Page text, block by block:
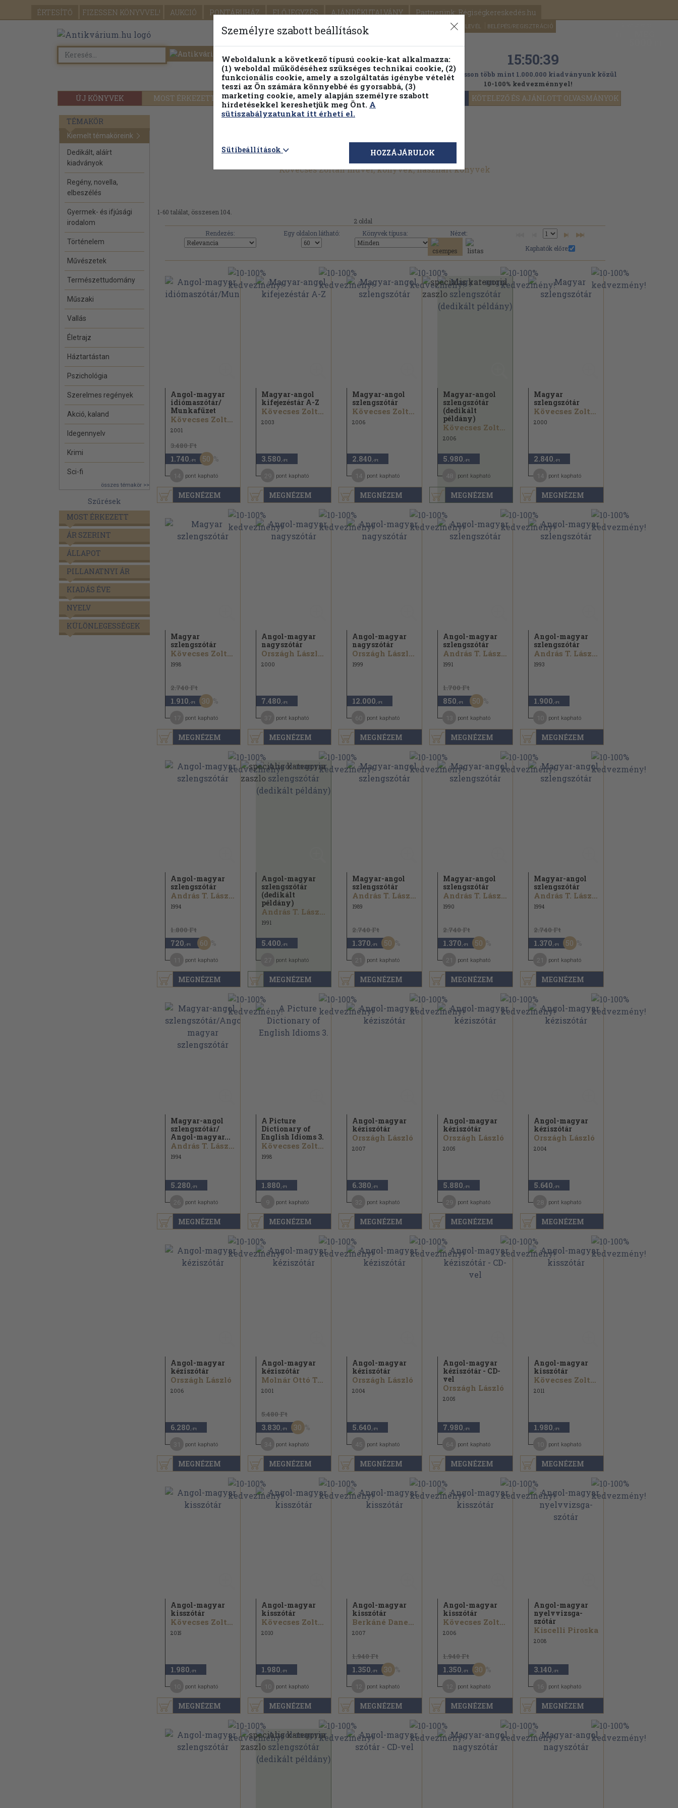
ÉRTESÍTŐ FIZESSEN KÖNYVVEL! AUKCIÓ PONTÁRUHÁZ ELŐJEGYZÉS AJÁNDÉKUTALVÁNY Partnerünk: Régiségkereskedés.hu
SEGÍTSÉG HÍRLEVÉL BELÉPÉS/REGISZTRÁCIÓ
ÚJ KÖNYVEK MOST ÉRKEZETT PILLANATNYI ÁRAINK FENNTARTHATÓ OLVASMÁNYOK KÖTELEZŐ ÉS AJÁNLOTT OLVASMÁNYOK
Részletes kereső Témaköri fa 15:50:37
Válogasson több mint 1.000.000 kiadványunk közül
10-100% kedvezménnyel!
TÉMAKÖR
Kiemelt témaköreink
Dedikált, aláírt
kiadványok
Regény, novella,
elbeszélés
Gyermek- és ifjúsági
irodalom
Történelem
Művészetek
Természettudomány
Műszaki
Vallás
Életrajz
Háztartástan
Pszichológia
Szerelmes regények
Akció, kaland
Idegennyelv
Krimi
Sci-fi
összes témakör >>
Szűrések
MOST ÉRKEZETT
ÁR SZERINT
ÁLLAPOT
PILLANATNYI ÁR
KIADÁS ÉVE
NYELV
KÜLÖNLEGESSÉGEK
Kövecses Zoltán művei, könyvek, használt könyvek
1-60 találat, összesen 104.
2 oldal
Rendezés:
Egy oldalon látható: Könyvek típusa:
Nézet:
Kaphatók előre:
MEGNÉZEM
Angol-magyar
idiómaszótár/
Munkafüzet
Kövecses Zoltán
2001
3.480 Ft
1.740 ,-Ft 50
pont kapható
MEGNÉZEM
Magyar-angol
kifejezéstár A-Z
Kövecses Zoltán
2003
3.580 ,-Ft
pont kapható
MEGNÉZEM
Magyar-angol
szlengszótár
Kövecses Zoltán
2006
2.840 ,-Ft
pont kapható
MEGNÉZEM
Magyar-angol
szlengszótár
(dedikált
példány)
Kövecses Zoltán
2006
5.980 ,-Ft
pont kapható
MEGNÉZEM
Magyar
szlengszótár
Kövecses Zoltán
2000
2.840 ,-Ft
pont kapható
MEGNÉZEM
Magyar
szlengszótár
Kövecses Zoltán
1998
2.740 Ft
1.910 ,-Ft 30
pont kapható
MEGNÉZEM
Angol-magyar
nagyszótár
Országh László...
2000
7.480 ,-Ft
pont kapható
MEGNÉZEM
Angol-magyar
nagyszótár
Országh László...
1999
12.000 ,-Ft
pont kapható
MEGNÉZEM
Angol-magyar
szlengszótár
András T. László...
1991
1.700 Ft
850 ,-Ft 50
pont kapható
MEGNÉZEM
Angol-magyar
szlengszótár
András T. László...
1993
1.900 ,-Ft
pont kapható
MEGNÉZEM
Angol-magyar
szlengszótár
András T. László...
1994
1.800 Ft
720 ,-Ft 60
pont kapható
MEGNÉZEM
Angol-magyar
szlengszótár
(dedikált
példány)
András T. László...
1991
5.400 ,-Ft
pont kapható
MEGNÉZEM
Magyar-angol
szlengszótár
András T. László...
1989
2.740 Ft
1.370 ,-Ft 50
pont kapható
MEGNÉZEM
Magyar-angol
szlengszótár
András T. László...
1990
2.740 Ft
1.370 ,-Ft 50
pont kapható
MEGNÉZEM
Magyar-angol
szlengszótár
András T. László...
1994
2.740 Ft
1.370 ,-Ft 50
pont kapható
MEGNÉZEM
Magyar-angol
szlengszótár/
Angol-magyar...
András T. László...
1994
5.280 ,-Ft
pont kapható
MEGNÉZEM
A Picture
Dictionary of
English Idioms 3.
Kövecses Zoltán
1998
1.880 ,-Ft
pont kapható
MEGNÉZEM
Angol-magyar
kéziszótár
Országh László
2007
6.380 ,-Ft
pont kapható
MEGNÉZEM
Angol-magyar
kéziszótár
Országh László
2005
5.880 ,-Ft
pont kapható
MEGNÉZEM
Angol-magyar
kéziszótár
Országh László
2004
5.640 ,-Ft
pont kapható
MEGNÉZEM
Angol-magyar
kéziszótár
Országh László
2006
6.280 ,-Ft
pont kapható
MEGNÉZEM
Angol-magyar
kéziszótár
Molnár Ottó Tamás
2001
5.480 Ft
3.830 ,-Ft 30
pont kapható
MEGNÉZEM
Angol-magyar
kéziszótár
Országh László
2004
5.640 ,-Ft
pont kapható
MEGNÉZEM
Angol-magyar
kéziszótár - CD-
vel
Országh László
2005
7.980 ,-Ft
pont kapható
MEGNÉZEM
Angol-magyar
kisszótár
Kövecses Zoltán
2011
1.980 ,-Ft
pont kapható
MEGNÉZEM
Angol-magyar
kisszótár
Kövecses Zoltán
2015
1.980 ,-Ft
pont kapható
MEGNÉZEM
Angol-magyar
kisszótár
Kövecses Zoltán
2010
1.980 ,-Ft
pont kapható
MEGNÉZEM
Angol-magyar
kisszótár
Berkáné Danesch Marianne
2007
1.940 Ft
1.350 ,-Ft 30
pont kapható
MEGNÉZEM
Angol-magyar
kisszótár
Kövecses Zoltán
2006
1.940 Ft
1.350 ,-Ft 30
pont kapható
MEGNÉZEM
Angol-magyar
nyelvvizsga-
szótár
Kiscelli Piroska
2008
3.140 ,-Ft
pont kapható
Személyre szabott beállítások
Weboldalunk a következő típusú cookie-kat alkalmazza:
(1) weboldal működéséhez szükséges technikai cookie, (2)
funkcionális cookie, amely a szolgáltatás igénybe vételét
teszi az Ön számára könnyebbé és gyorsabbá, (3)
marketing cookie, amely alapján személyre szabott
hirdetésekkel kereshetjük meg Önt. A
sütiszabályzatunkat itt érheti el.
Sütibeállítások HOZZÁJÁRULOK